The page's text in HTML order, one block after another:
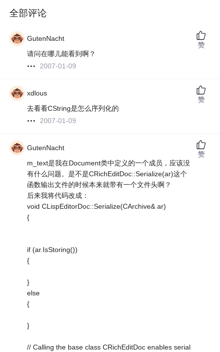
全部评论
GutenNacht
请问在哪儿能看到啊？
2007-01-09
赞
xdlous
去看看CString是怎么序列化的
2007-01-09
赞
GutenNacht
m_text是我在Document类中定义的一个成员，应该没
有什么问题。是不是CRichEditDoc::Serialize(ar)这个
函数输出文件的时候本来就带有一个文件头啊？
后来我将代码改成：
void CLispEditorDoc::Serialize(CArchive& ar)
{
if (ar.IsStoring())
{
}
else
{
}
// Calling the base class CRichEditDoc enables serial
赞